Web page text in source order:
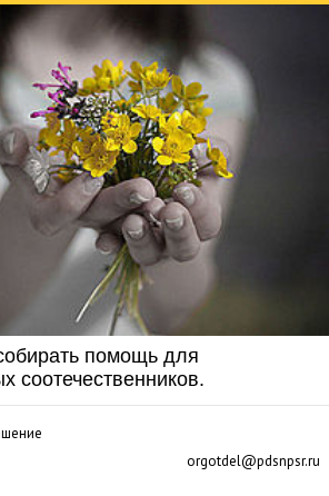
помощь для
соотечественников.
orgotdel@pdsnpsr.ru